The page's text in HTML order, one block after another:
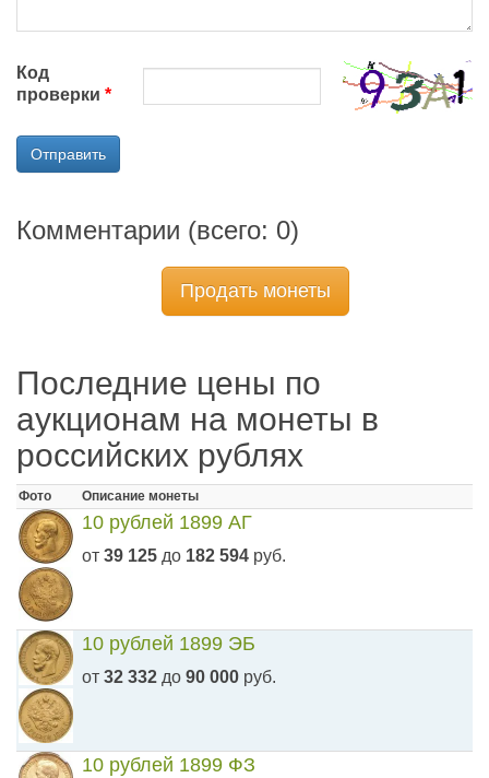
Код
проверки
Отправить
Комментарии (всего: 0)
Продать монеты
Последние цены по
аукционам на монеты в
российских рублях
Фото Описание монеты
10 рублей 1899 АГ
от 39 125 до 182 594 руб.
10 рублей 1899 ЭБ
от 32 332 до 90 000 руб.
10 рублей 1899 ФЗ